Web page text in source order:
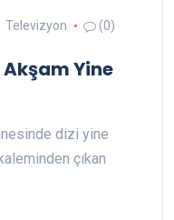
Televizyon (0)
Yine
dizi yine
çıkan